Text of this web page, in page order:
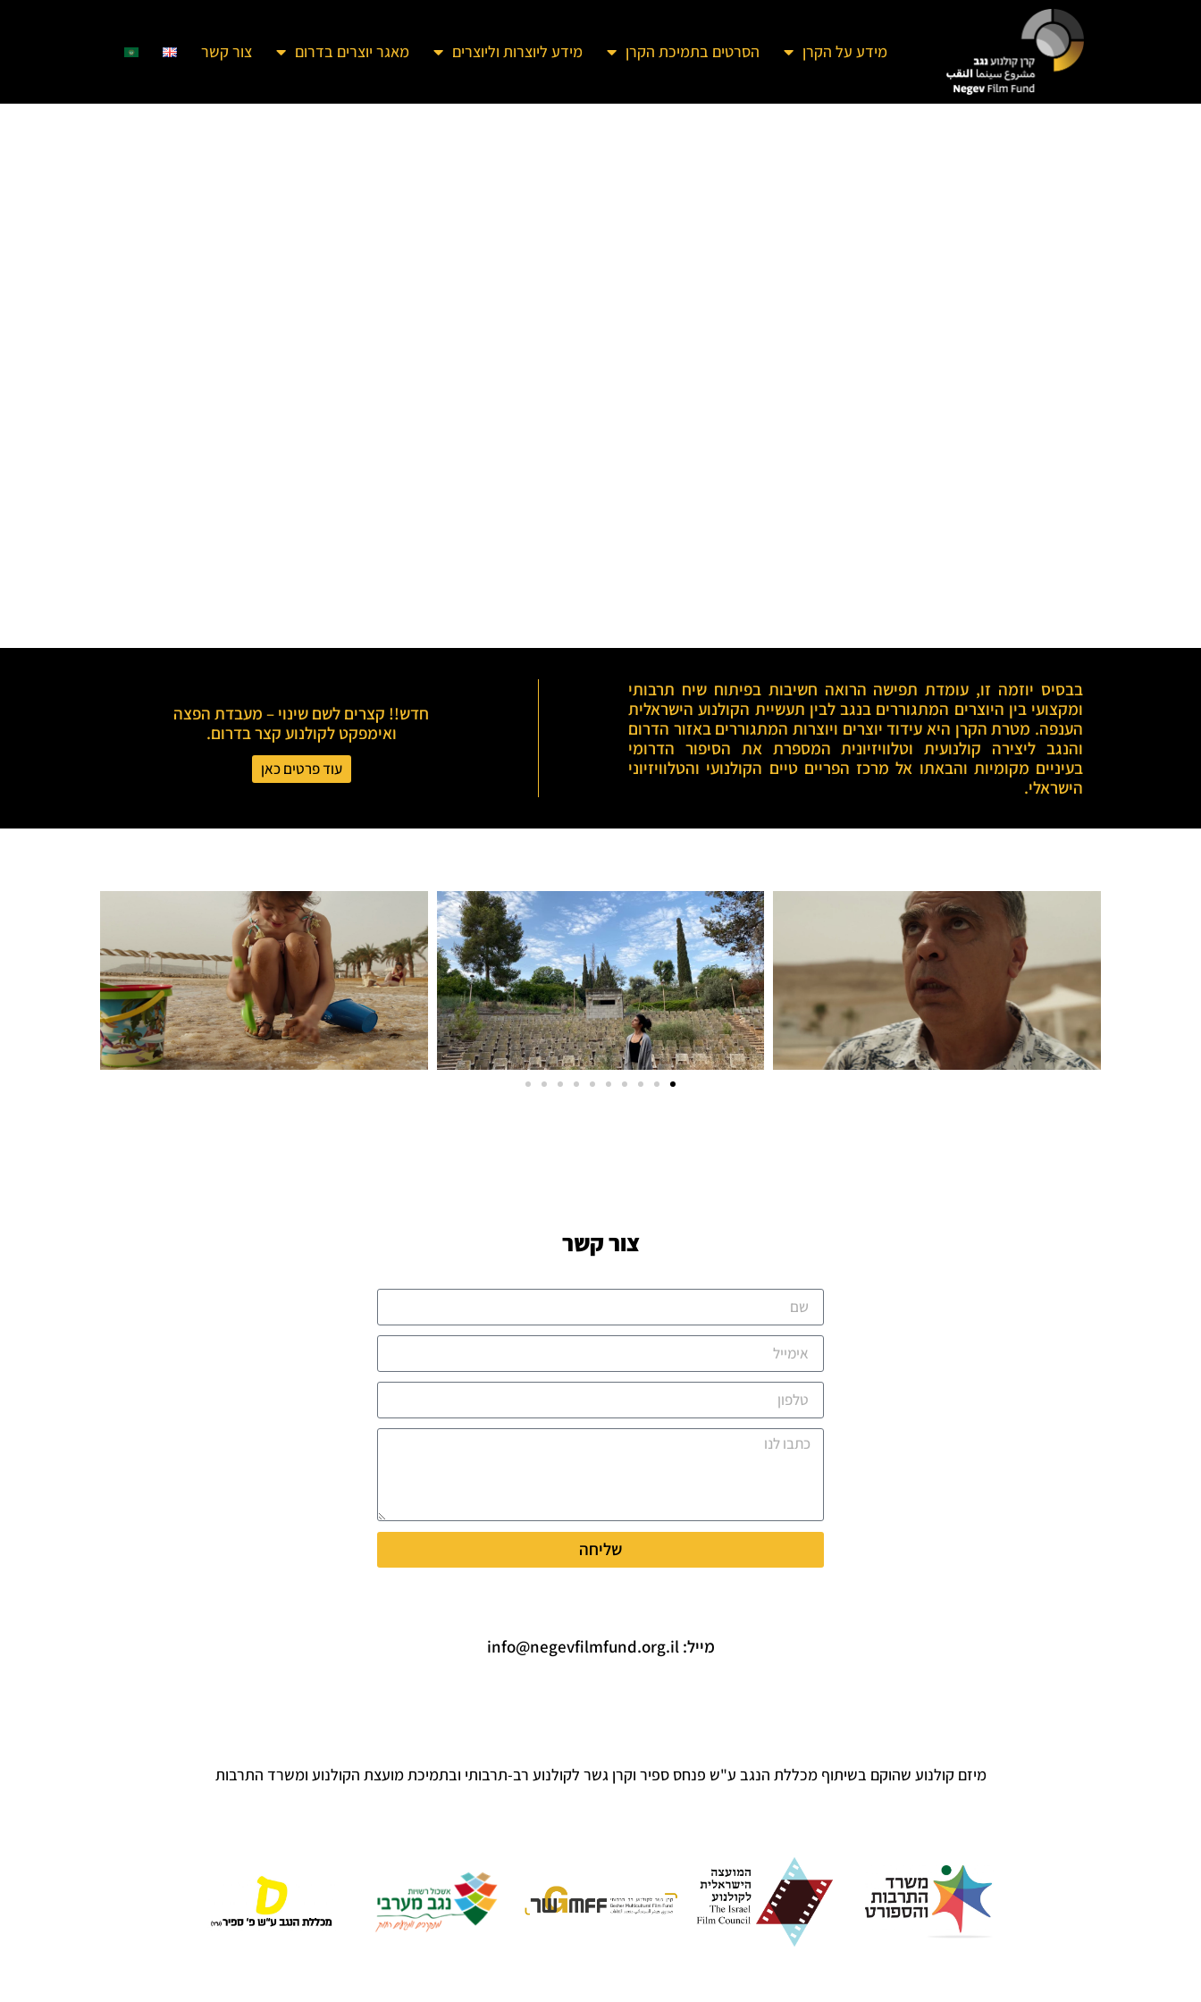
מידע על הקרן הסרטים בתמיכת הקרן מידע ליוצרות וליוצרים מאגר יוצרים בדרום צור קשר
בבסיס יוזמה זו, עומדת תפישה הרואה חשיבות בפיתוח שיח תרבותי
ומקצועי בין היוצרים המתגוררים בנגב לבין תעשיית הקולנוע הישראלית
הענפה. מטרת הקרן היא עידוד יוצרים ויוצרות המתגוררים באזור הדרום
והנגב ליצירה קולנועית וטלוויזיונית המספרת את הסיפור הדרומי
בעיניים מקומיות והבאתו אל מרכז הפריים טיים הקולנועי והטלוויזיוני
הישראלי.
חדש!! קצרים לשם שינוי – מעבדת הפצה
ואימפקט לקולנוע קצר בדרום.
עוד פרטים כאן
צור קשר
שליחה
מייל: info@negevfilmfund.org.il
מיזם קולנוע שהוקם בשיתוף מכללת הנגב ע"ש פנחס ספיר וקרן גשר לקולנוע רב-תרבותי ובתמיכת מועצת הקולנוע ומשרד התרבות